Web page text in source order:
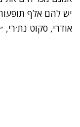
יש להם אלף
אודרי, סקוט